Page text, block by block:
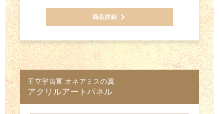
商品詳細
王立宇宙軍 オネアミスの翼
アクリルアートパネル